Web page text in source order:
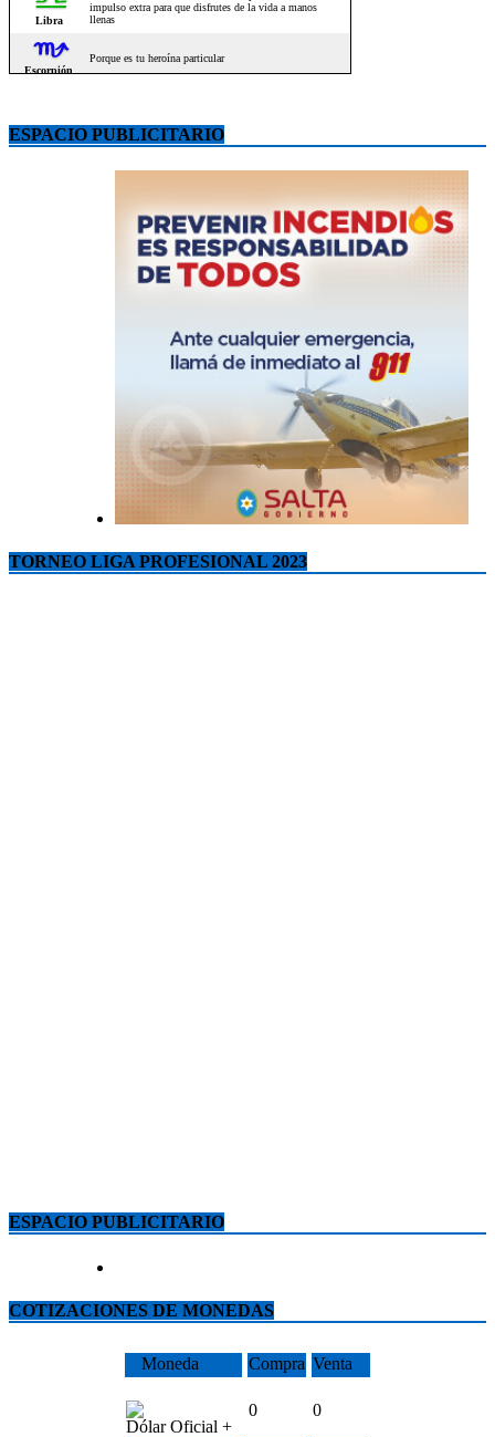
ESPACIO PUBLICITARIO
TORNEO LIGA PROFESIONAL 2023
ESPACIO PUBLICITARIO
COTIZACIONES DE MONEDAS
Moneda Compra Venta
Dólar Oficial +
0 0